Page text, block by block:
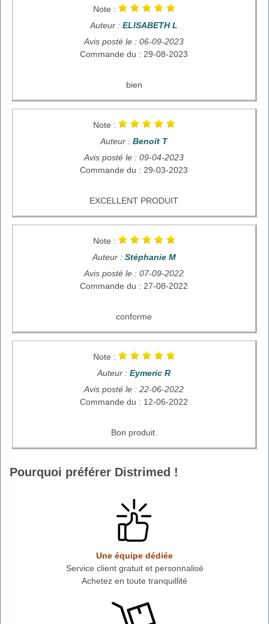
Note :
Auteur : ELISABETH L
Avis posté le : 06-09-2023
Commande du : 29-08-2023
bien
Note :
Auteur : Benoît T
Avis posté le : 09-04-2023
Commande du : 29-03-2023
EXCELLENT PRODUIT
Note :
Auteur : Stéphanie M
Avis posté le : 07-09-2022
Commande du : 27-08-2022
conforme
Note :
Auteur : Eymeric R
Avis posté le : 22-06-2022
Commande du : 12-06-2022
Bon produit.
Pourquoi préférer Distrimed !
Une équipe dédiée
Service client gratuit et personnalisé
Achetez en toute tranquillité